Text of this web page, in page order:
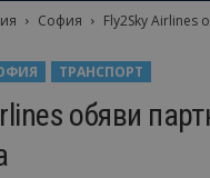
София
Fly2Sky Airlines
ТРАНСПОРТ
обяви